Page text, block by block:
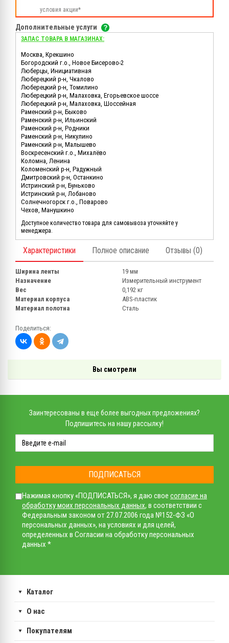
условия акции*
Дополнительные услуги
ЗАПАС ТОВАРА В МАГАЗИНАХ:
Москва, Крекшино
Богородский г.о., Новое Бисерово-2
Люберцы, Инициативная
Люберецкий р-н, Чкалово
Люберецкий р-н, Томилино
Люберецкий р-н, Малаховка, Егорьевское шоссе
Люберецкий р-н, Малаховка, Шоссейная
Раменский р-н, Быково
Раменский р-н, Ильинский
Раменский р-н, Родники
Раменский р-н, Никулино
Раменский р-н, Малышево
Воскресенский г.о., Михалёво
Коломна, Ленина
Коломенский р-н, Радужный
Дмитровский р-н, Останкино
Истринский р-н, Буньково
Истринский р-н, Лобаново
Солнечногорск г.о., Поварово
Чехов, Манушкино
Доступное количество товара для самовывоза уточняйте у
менеджера.
Характеристики Полное описание Отзывы (0)
Ширина ленты
19 мм
Назначение
Измерительный инструмент
Вес
0,192 кг
Материал корпуса
ABS-пластик
Материал полотна
Сталь
Поделиться:
Вы смотрели
Заинтересованы в еще более выгодных предложениях?
Подпишитесь на нашу рассылку!
ПОДПИСАТЬСЯ
Нажимая кнопку «ПОДПИСАТЬСЯ», я даю свое согласие на
обработку моих персональных данных, в соответствии с
Федеральным законом от 27.07.2006 года №152-ФЗ «О
персональных данных», на условиях и для целей,
определенных в Согласии на обработку персональных
данных *
Каталог
О нас
Покупателям